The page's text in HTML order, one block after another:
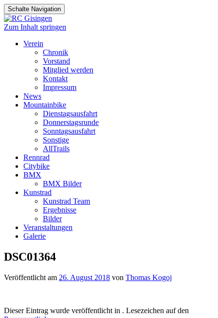
Schalte Navigation
Zum Inhalt springen
Verein
Chronik
Vorstand
Mitglied werden
Kontakt
Impressum
News
Mountainbike
Dienstagsausfahrt
Donnerstagsrunde
Sonntagsausfahrt
Sonstige
AllTrails
Rennrad
Citybike
BMX
BMX Bilder
Kunstrad
Kunstrad Team
Ergebnisse
Bilder
Veranstaltungen
Galerie
DSC01364
Veröffentlicht am 26. August 2018 von Thomas Kogoj
Dieser Eintrag wurde veröffentlicht in . Lesezeichen auf den